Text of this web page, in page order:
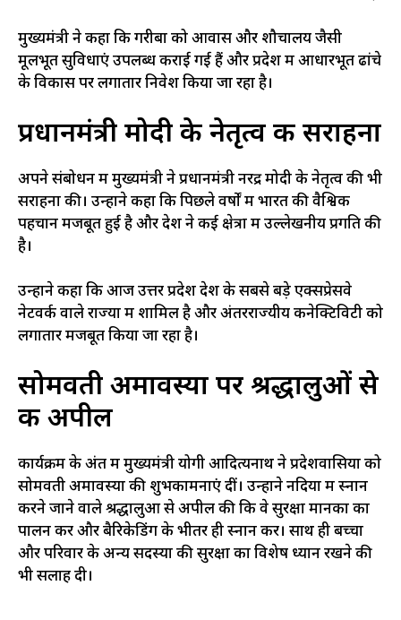
मुख्यमंत्री ने कहा कि गरीबों को आवास और शौचालय जैसी
मूलभूत सुविधाएं उपलब्ध कराई गई हैं और प्रदेश में आधारभूत ढांचे
के विकास पर लगातार निवेश किया जा रहा है।
प्रधानमंत्री मोदी के नेतृत्व की सराहना
अपने संबोधन में मुख्यमंत्री ने प्रधानमंत्री नरेंद्र मोदी के नेतृत्व की भी
सराहना की। उन्होंने कहा कि पिछले वर्षों में भारत की वैश्विक
पहचान मजबूत हुई है और देश ने कई क्षेत्रों में उल्लेखनीय प्रगति की
है।
उन्होंने कहा कि आज उत्तर प्रदेश देश के सबसे बड़े एक्सप्रेसवे
नेटवर्क वाले राज्यों में शामिल है और अंतरराज्यीय कनेक्टिविटी को
लगातार मजबूत किया जा रहा है।
सोमवती अमावस्या पर श्रद्धालुओं से
की अपील
कार्यक्रम के अंत में मुख्यमंत्री योगी आदित्यनाथ ने प्रदेशवासियों को
सोमवती अमावस्या की शुभकामनाएं दीं। उन्होंने नदियों में स्नान
करने जाने वाले श्रद्धालुओं से अपील की कि वे सुरक्षा मानकों का
पालन करें और बैरिकेडिंग के भीतर ही स्नान करें। साथ ही बच्चों
और परिवार के अन्य सदस्यों की सुरक्षा का विशेष ध्यान रखने की
भी सलाह दी।